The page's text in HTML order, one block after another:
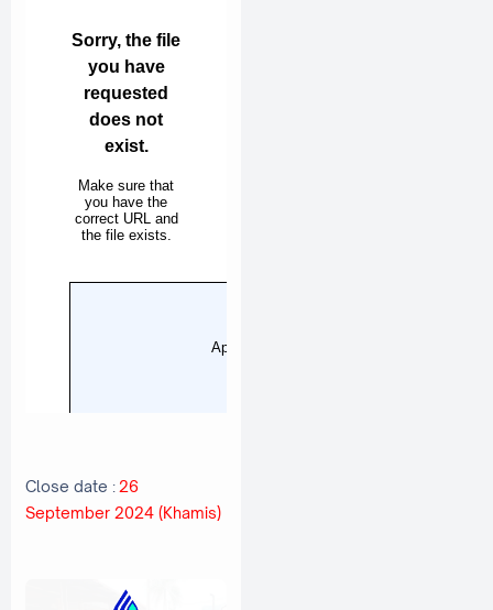
Close date : 26
September 2024 (Khamis)